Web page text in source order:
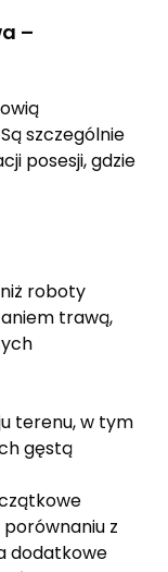
–
szczególnie
posesji, gdzie
roboty
trawą,
terenu, w tym
gęstą
z
dodatkowe